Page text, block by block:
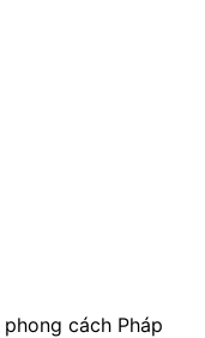
cách Pháp